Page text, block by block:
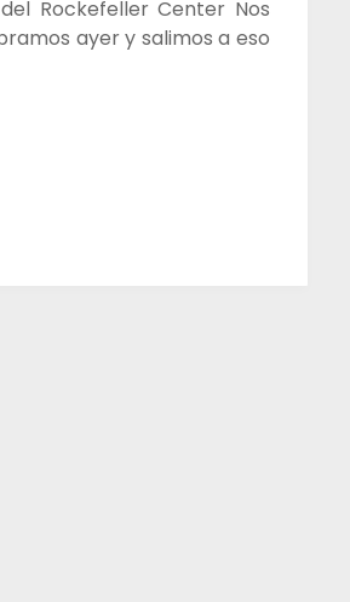
Rockefeller Center Nos
ayer y salimos a eso